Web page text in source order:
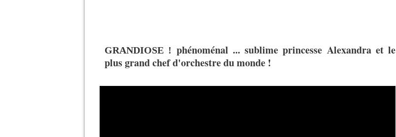
GRANDIOSE ! phénoménal ... sublime princesse Alexandra et le
plus grand chef d'orchestre du monde !